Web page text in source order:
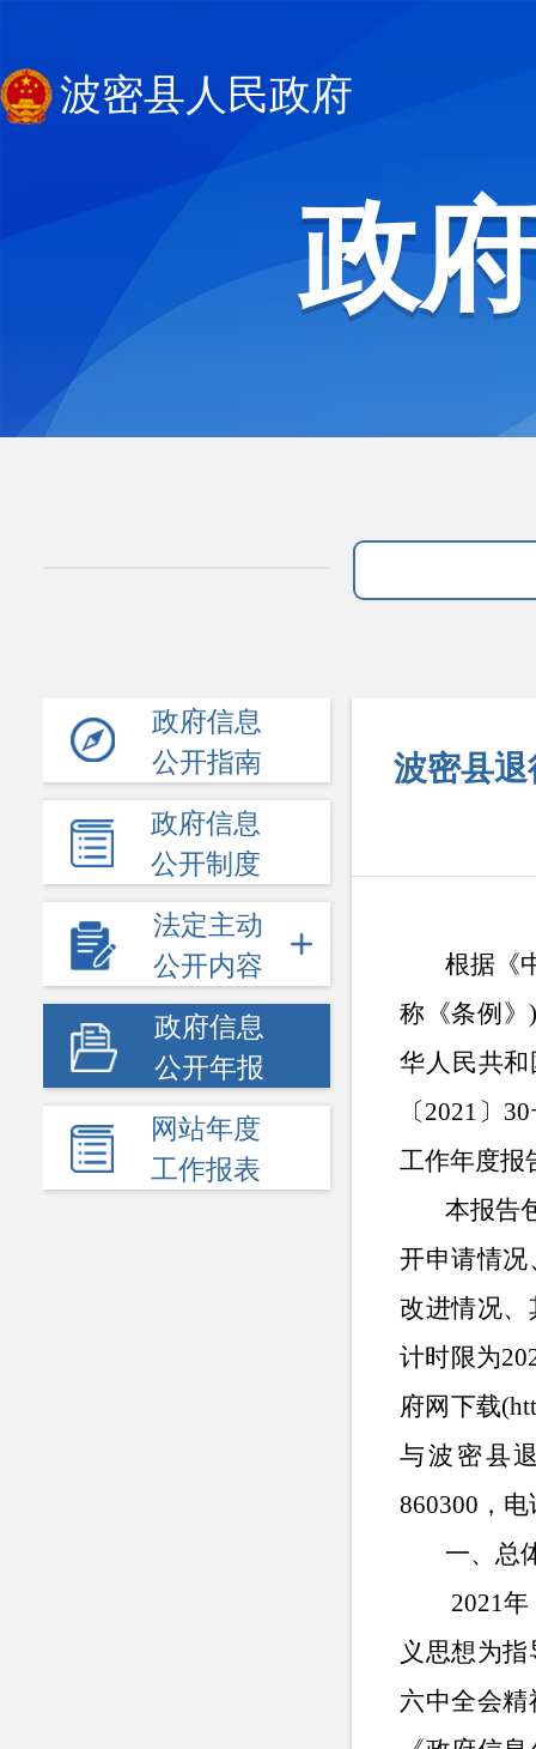
波密县人民政府
政
政府信息
公开指南
政府信息
公开制度
法定主动
公开内容
政府信息
公开年报
网站年度
工作报表
波密县退
根据《
称《条例》
华人民共
〔2021 〕 30
工作年度报
本报告
开申请情
改进情况
计时限为
府网下载
与波密县
860300 ，
一、总
2021年
义思想为
六中全会